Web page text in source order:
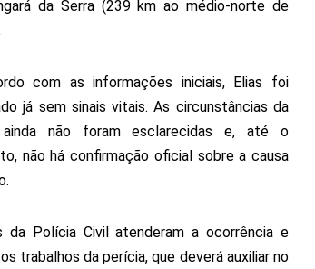
da Serra (239 km ao médio-norte de
com as informações iniciais, Elias foi
já sem sinais vitais. As circunstâncias da
não foram esclarecidas e, até o
não há confirmação oficial sobre a causa
da Polícia Civil atenderam a ocorrência e
trabalhos da perícia, que deverá auxiliar no